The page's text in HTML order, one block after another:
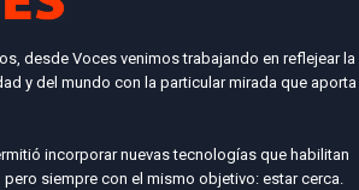
desde Voces venimos trabajando en reflejear la
y del mundo con la particular mirada que aporta
incorporar nuevas tecnologías que habilitan
siempre con el mismo objetivo: estar cerca.